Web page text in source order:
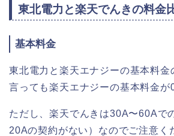
東北電力と楽天でんきの料金
基本料金
東北電力と楽天エナジーの基本料金
言っても楽天エナジーの基本料金が
ただし、楽天でんきは30A〜60Aで
20Aの契約がない）なのでご注意く